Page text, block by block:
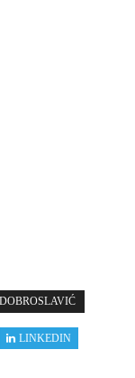
LINKEDIN